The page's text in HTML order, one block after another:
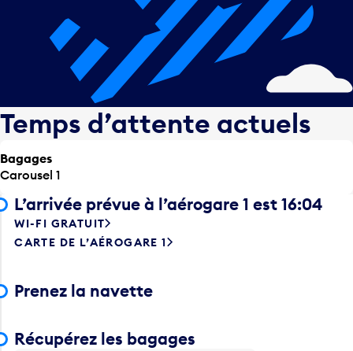
Temps d’attente actuels
Bagages
Carousel 1
L’arrivée prévue à l’aérogare 1 est 16:04
WI-FI GRATUIT
CARTE DE L’AÉROGARE 1
Prenez la navette
Récupérez les bagages